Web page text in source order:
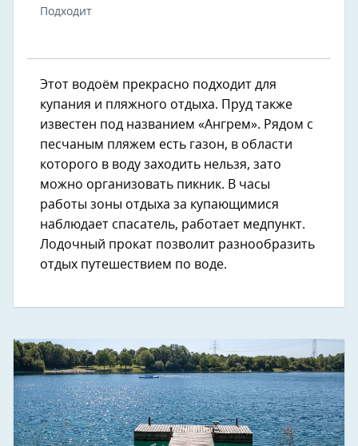
Подходит
Этот водоём прекрасно подходит для
купания и пляжного отдыха. Пруд также
известен под названием «Ангрем». Рядом с
песчаным пляжем есть газон, в области
которого в воду заходить нельзя, зато
можно организовать пикник. В часы
работы зоны отдыха за купающимися
наблюдает спасатель, работает медпункт.
Лодочный прокат позволит разнообразить
отдых путешествием по воде.